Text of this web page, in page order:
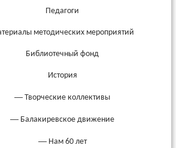
Педагоги
методических мероприятий
Библиотечный фонд
История
— Творческие коллективы
— Балакиревское движение
— Нам 60 лет